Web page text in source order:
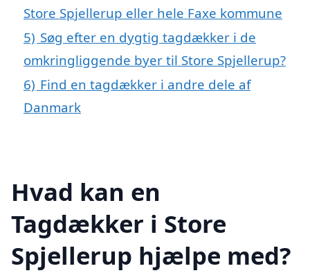
Store Spjellerup eller hele Faxe kommune
5) Søg efter en dygtig tagdækker i de
omkringliggende byer til Store Spjellerup?
6) Find en tagdækker i andre dele af
Danmark
Hvad kan en
Tagdækker i Store
Spjellerup hjælpe med?